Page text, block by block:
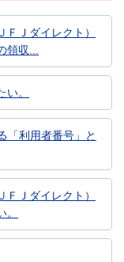
Ｊダイレクト）
収...
。
「利用者番号」と
Ｊダイレクト）